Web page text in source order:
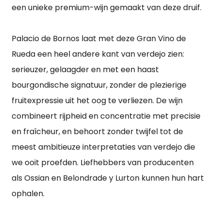
een unieke premium-wijn gemaakt van deze druif.
Palacio de Bornos laat met deze Gran Vino de
Rueda een heel andere kant van verdejo zien:
serieuzer, gelaagder en met een haast
bourgondische signatuur, zonder de plezierige
fruitexpressie uit het oog te verliezen. De wijn
combineert rijpheid en concentratie met precisie
en fraîcheur, en behoort zonder twijfel tot de
meest ambitieuze interpretaties van verdejo die
we ooit proefden. Liefhebbers van producenten
als Ossian en Belondrade y Lurton kunnen hun hart
ophalen.